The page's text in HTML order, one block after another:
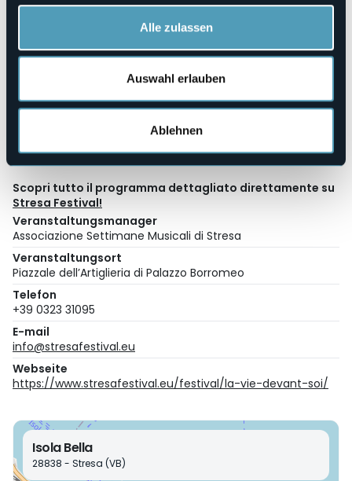
Alle zulassen
Auswahl erlauben
Ablehnen
Su prenotazione, a pagamento. Info in biglietteria.
via Carducci, 38 – Stresa (VB)
Da lunedì a venerdì: 10:00 – 13:00.
Nei soli giorni di concerto: 10:00 – 13:00 / 15:00 – 17:00
compreso sabato e festivi.
dell’inizio.
Scopri tutto il programma dettagliato direttamente su
Stresa Festival!
Veranstaltungsmanager
Associazione Settimane Musicali di Stresa
Veranstaltungsort
Piazzale dell’Artiglieria di Palazzo Borromeo
Telefon
+39 0323 31095
E-mail
info@stresafestival.eu
Webseite
https://www.stresafestival.eu/festival/la-vie-devant-soi/
Isola Bella
28838 - Stresa (VB)